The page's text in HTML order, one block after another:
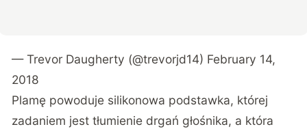
— Trevor Daugherty (@trevorjd14) February 14,
2018
Plamę powoduje silikonowa podstawka, której
zadaniem jest tłumienie drgań głośnika, a która